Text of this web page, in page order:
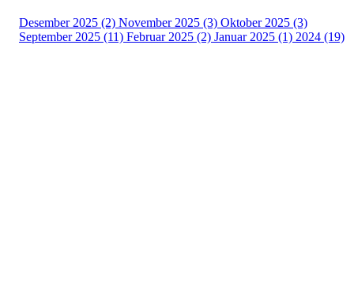
Desember 2025 (2) November 2025 (3) Oktober 2025 (3)
September 2025 (11) Februar 2025 (2) Januar 2025 (1) 2024 (19)